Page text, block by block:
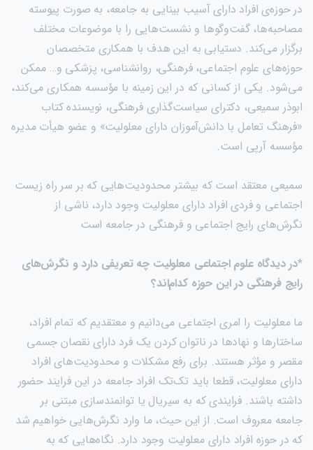
در حوزه‌ی افراد دارای آسیب بینایی به جامعه، به صورت پیوسته
مصاحبه‌ها، گفت‌وگو‌ها و نشست‌هایی را با موضوعات مختلف
برگزار می‌کند. دستیابی به این هدف با همکاری متخصصان
حوزه‌های علوم اجتماعی، فرهنگی، روانشناسی، پزشکی و… ممکن
می‌شود. یکی از کسانی که در این زمینه با مؤسسه همکاری می‌کند،
ابوذر سمیعی، دکترای سیاست‌گذاری فرهنگی، نویسنده کتاب
«فرهنگ تعامل با دانش‌آموزان دارای معلولیت» و عضو هیأت مدیره
مؤسسه آرپی است.
سمیعی معتقد است که بیشتر محدودیت‌هایی که بر سر راه زیست
اجتماعی و فردی افراد دارای معلولیت وجود دارد، ناشی از
نگرش‌های رایج اجتماعی و فرهنگی در جامعه است
*در دیدگاه علوم اجتماعی معلولیت چه تعریفی دارد و نگرش‌های
رایج فرهنگی در این حوزه کدام‌اند؟
ما معلولیت را امری اجتماعی می‌دانیم و معتقدیم که تمام افراد،
ساختار‌ها و نهاد‌ها در ناتوان کردن یک فرد دارای نقصان جسمی
مقصر و مؤثر هستند. برای رفع مشکلات و محدودیت‌های افراد
دارای معلولیت، قطعا باید تک‌تک افراد جامعه در این فرایند حضور
داشته باشند. فرایندی که به سیریال یا توانمند‌سازی مبتنی بر
جامعه معروف است. از این حیث، ما وارد نگرش‌هایی خواهیم شد
که در حوزه افراد دارای معلولیت وجود دارد. نگاه‌هایی که به